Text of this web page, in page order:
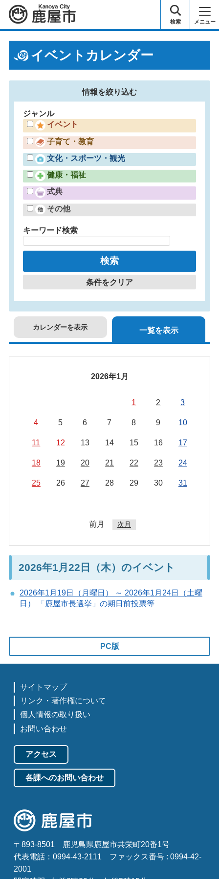
鹿屋市 検索 メニュー
イベントカレンダー
情報を絞り込む
ジャンル
イベント
子育て・教育
文化・スポーツ・観光
健康・福祉
式典
その他
キーワード検索
条件をクリア
カレンダーを表示 一覧を表示
2026年1月
1 2 3
4 5 6 7 8 9 10
11 12 13 14 15 16 17
18 19 20 21 22 23 24
25 26 27 28 29 30 31
前月 次月
2026年1月22日（木）のイベント
2026年1月19日（月曜日） ～ 2026年1月24日（土曜
日） 「鹿屋市長選挙」の期日前投票等
PC版
サイトマップ
リンク・著作権について
個人情報の取り扱い
お問い合わせ
アクセス
各課へのお問い合わせ
〒893-8501
鹿児島県鹿屋市共栄町20番1号
代表電話：0994-43-2111
ファックス番号 : 0994-42-
2001